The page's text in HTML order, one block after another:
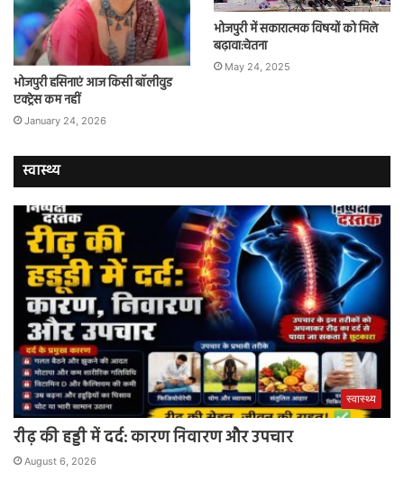
भोजपुरी हसिनाएं आज किसी बॉलीवुड
एक्ट्रेस कम नहीं
January 24, 2026
भोजपुरी में सकारात्मक विषयों को मिले
बढ़ावा:चेतना
May 24, 2025
स्वास्थ्य
स्वास्थ्य
रीढ़ की हड्डी में दर्द: कारण निवारण और उपचार
August 6, 2026